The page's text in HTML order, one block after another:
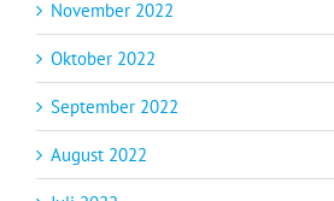
November 2022
Oktober 2022
September 2022
August 2022